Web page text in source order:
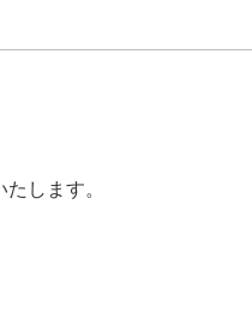
します。